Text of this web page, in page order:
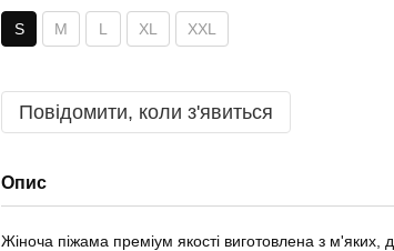
S M L XL XXL
Повідомити, коли з'явиться
Опис
Жіноча піжама преміум якості виготовлена з м'яких,